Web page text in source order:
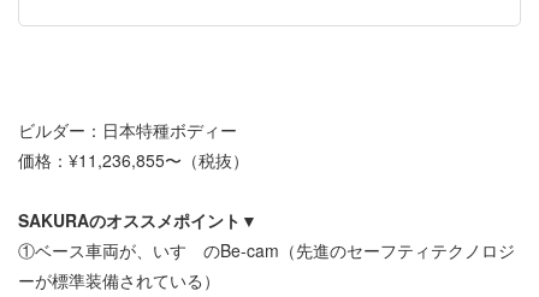
ビルダー：日本特種ボディー
価格：¥11,236,855〜（税抜）
SAKURAのオススメポイント▼
①ベース車両が、いすゞのBe-cam（先進のセーフティテクノロジ
ーが標準装備されている）